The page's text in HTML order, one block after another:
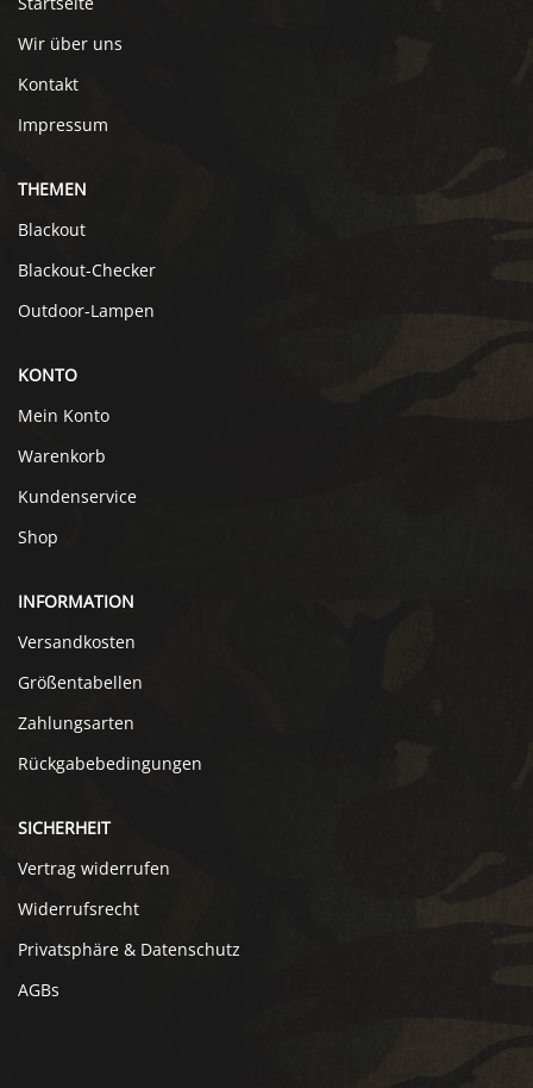
Wir über uns
Kontakt
Impressum
THEMEN
Blackout
Blackout-Checker
Outdoor-Lampen
KONTO
Mein Konto
Warenkorb
Kundenservice
Shop
INFORMATION
Versandkosten
Größentabellen
Zahlungsarten
Rückgabebedingungen
SICHERHEIT
Vertrag widerrufen
Widerrufsrecht
Privatsphäre & Datenschutz
AGBs